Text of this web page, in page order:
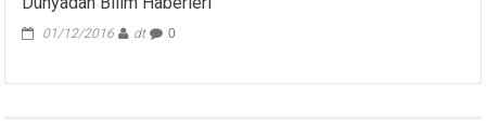
01/12/2016 dt 0